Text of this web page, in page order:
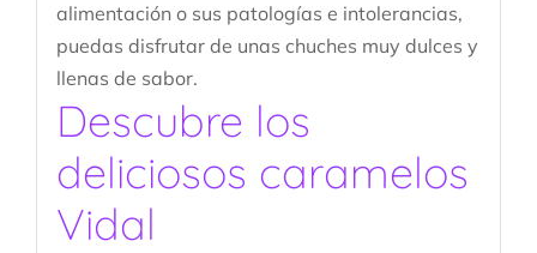
alimentación o sus patologías e intolerancias,
puedas disfrutar de unas chuches muy dulces y
llenas de sabor.
Descubre los
deliciosos caramelos
Vidal